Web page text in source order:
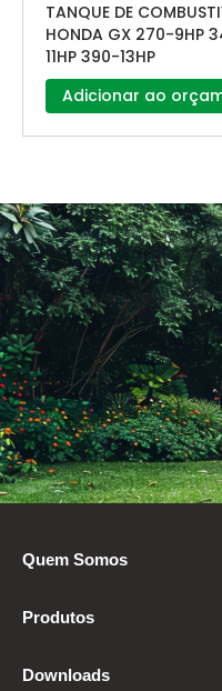
TANQUE DE
HONDA GX 270-9HP
11HP 390-13HP
Adicionar ao
Quem Somos
Produtos
Downloads